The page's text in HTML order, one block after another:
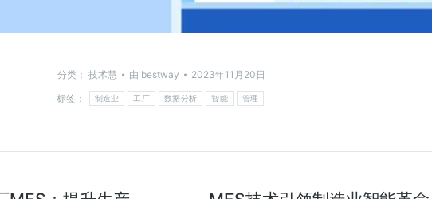
分类： 技术慧 由 bestway
2023年11月20日
标签：
制造业 工厂 数据分析 智能 管理